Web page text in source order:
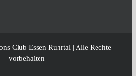
Club Essen Ruhrtal | Alle Rechte
vorbehalten